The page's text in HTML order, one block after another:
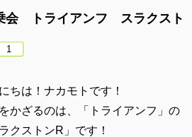
会 トライアンフ スラクスト
1
ちは！ナカモトです！
かざるのは、「トライアンフ」の
クストンR」です！